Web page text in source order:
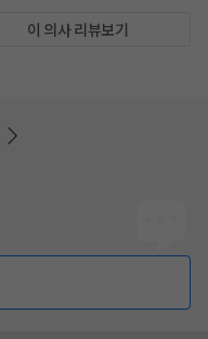
이 의사 리뷰보기